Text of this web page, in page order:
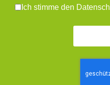
Ich stimme den